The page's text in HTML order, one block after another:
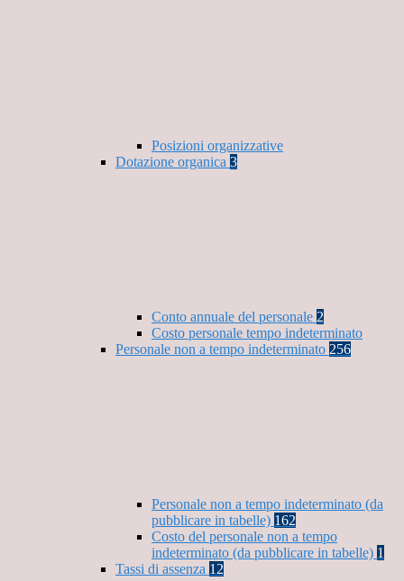
Posizioni organizzative
Dotazione organica 3
Conto annuale del personale 2
Costo personale tempo indeterminato
Personale non a tempo indeterminato 256
Personale non a tempo indeterminato (da
pubblicare in tabelle) 162
Costo del personale non a tempo
indeterminato (da pubblicare in tabelle) 1
Tassi di assenza 12